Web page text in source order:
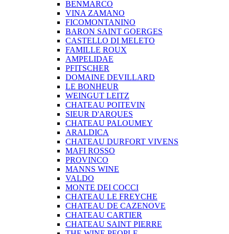
BENMARCO
VINA ZAMANO
FICOMONTANINO
BARON SAINT GOERGES
CASTELLO DI MELETO
FAMILLE ROUX
AMPELIDAE
PFITSCHER
DOMAINE DEVILLARD
LE BONHEUR
WEINGUT LEITZ
CHATEAU POITEVIN
SIEUR D'ARQUES
CHATEAU PALOUMEY
ARALDICA
CHATEAU DURFORT VIVENS
MAFI ROSSO
PROVINCO
MANNS WINE
VALDO
MONTE DEI COCCI
CHATEAU LE FREYCHE
CHATEAU DE CAZENOVE
CHATEAU CARTIER
CHATEAU SAINT PIERRE